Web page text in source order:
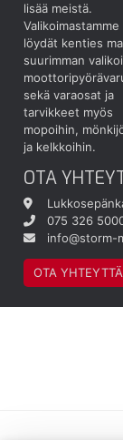
lisää meistä.
Valikoimastamme
löydät kenties
suurimman
sekä varaosat ja
tarvikkeet myös
mopoihin,
ja kelkkoihin.
OTA
075 326
info@storm-
OTA YHTEYTTÄ